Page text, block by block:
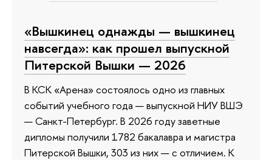
«Вышкинец однажды — вышкинец
навсегда»: как прошел выпускной
Питерской Вышки — 2026
В КСК «Арена» состоялось одно из главных
событий учебного года — выпускной НИУ ВШЭ
— Санкт-Петербург. В 2026 году заветные
дипломы получили 1782 бакалавра и магистра
Питерской Вышки, 303 из них — с отличием. К